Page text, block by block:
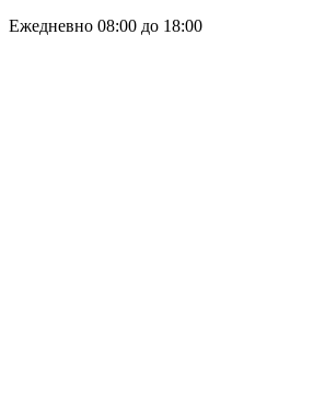
Ежедневно 08:00 до 18:00